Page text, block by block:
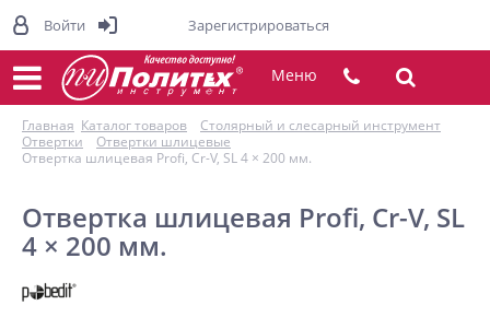
Меню
Главная Каталог товаров
Столярный и слесарный инструмент
Отвертки
Отвертки шлицевые
Отвертка шлицевая Profi, Cr-V, SL 4 × 200 мм.
Отвертка шлицевая Profi, Cr-V, SL
4 × 200 мм.
Войти Зарегистрироваться